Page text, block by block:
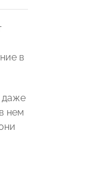
в
даже
нем